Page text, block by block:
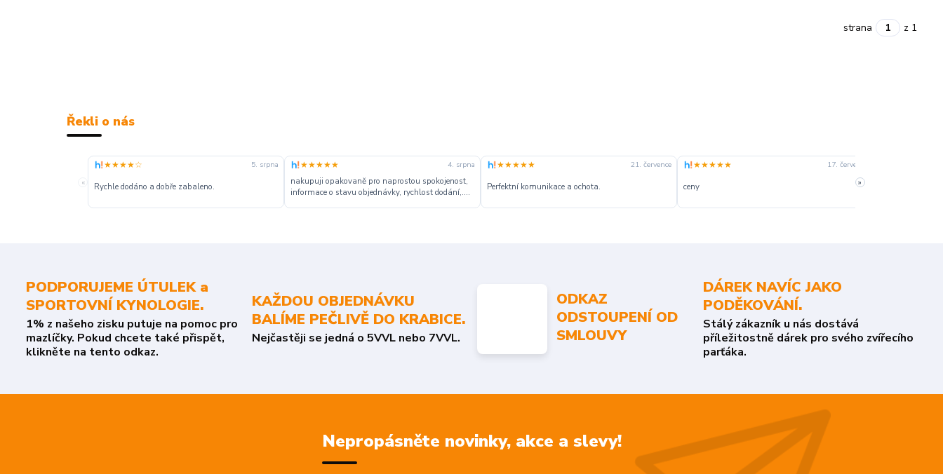
strana z 1
Řekli o nás
«
★★★★☆ 5. srpna
Rychle dodáno a dobře zabaleno.
★★★★★ 4. srpna
nakupuji opakovaně pro naprostou spokojenost,
informace o stavu objednávky, rychlost dodání,....
★★★★★ 21. července
Perfektní komunikace a ochota.
★★★★★ 17. července
ceny »
PODPORUJEME ÚTULEK a
SPORTOVNÍ KYNOLOGIE.
1% z našeho zisku putuje na pomoc pro
mazlíčky. Pokud chcete také přispět,
klikněte na tento odkaz.
KAŽDOU OBJEDNÁVKU
BALÍME PEČLIVĚ DO KRABICE.
Nejčastěji se jedná o 5VVL nebo 7VVL.
ODKAZ
ODSTOUPENÍ OD
SMLOUVY
DÁREK NAVÍC JAKO
PODĚKOVÁNÍ.
Stálý zákazník u nás dostává
příležitostně dárek pro svého zvířecího
parťáka.
Nepropásněte novinky, akce a slevy!